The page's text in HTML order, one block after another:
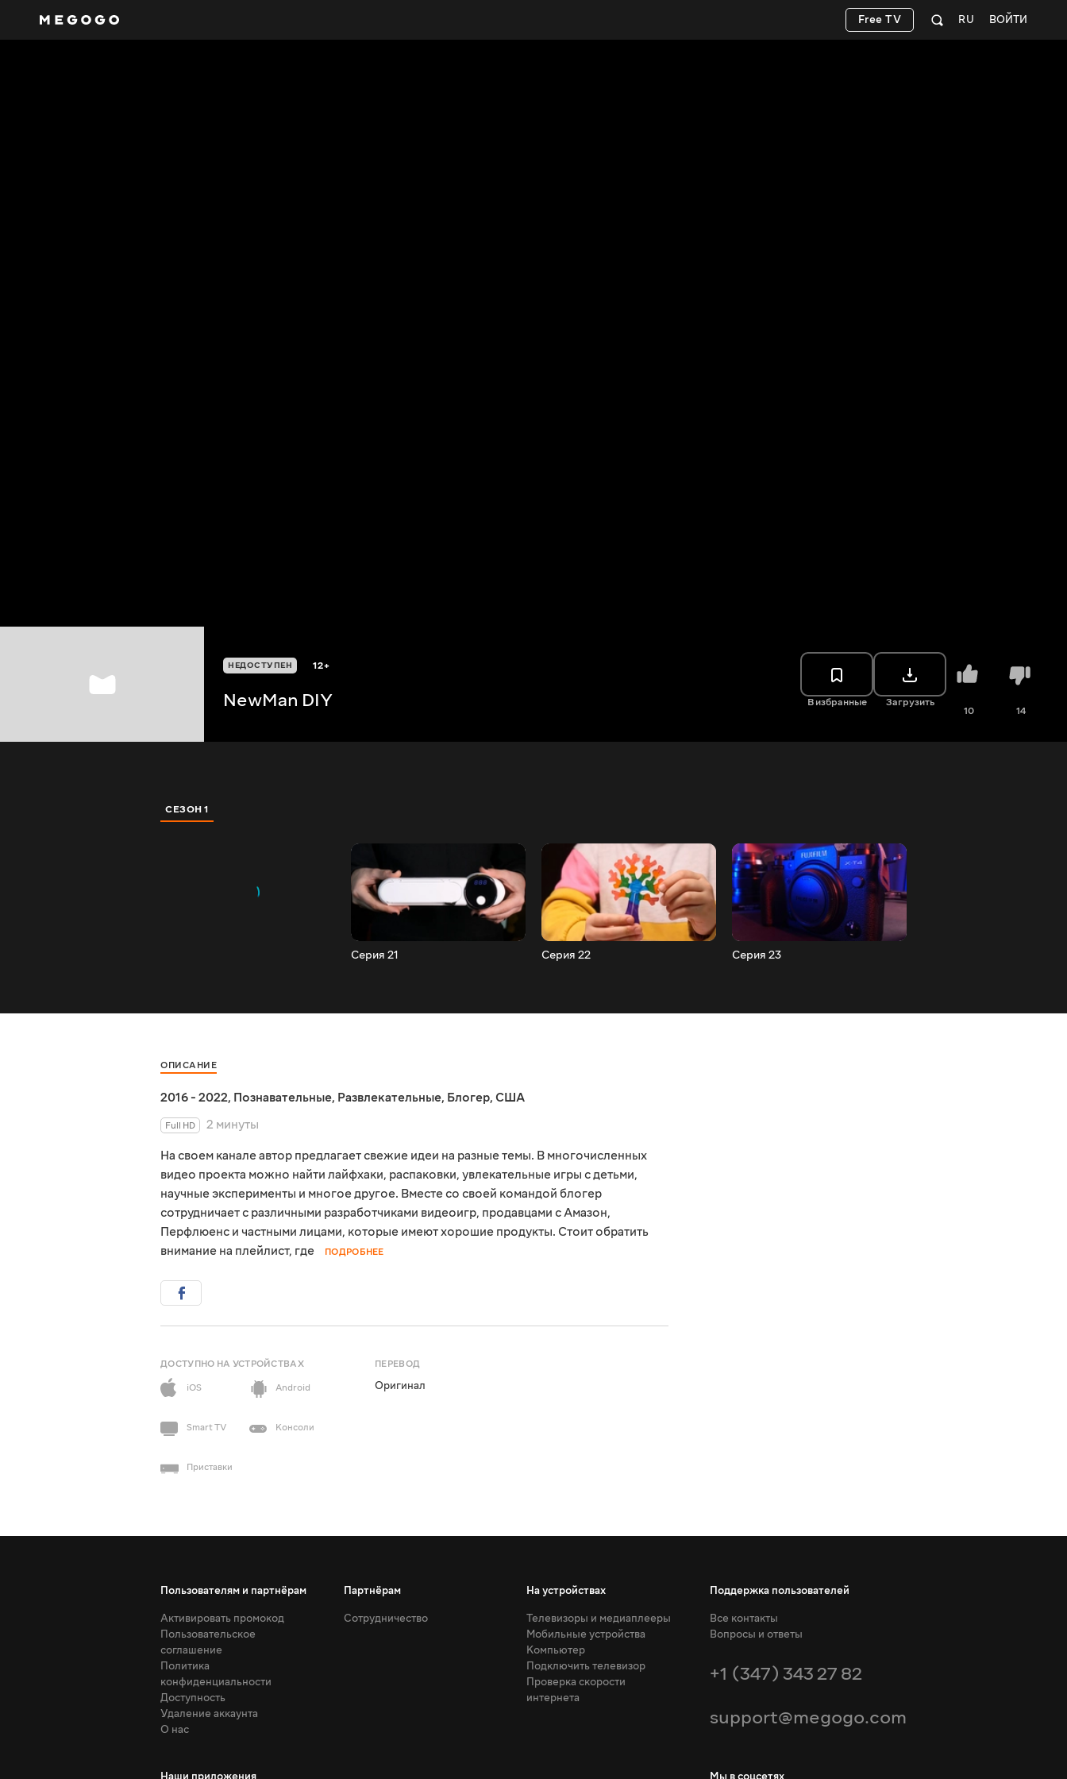
ВОЙТИ
RU
Free TV
НЕДОСТУПЕН 12+
NewMan DIY В избранные Загрузить
10 14
СЕЗОН 1
Серия 21 Серия 22 Серия 23
ОПИСАНИЕ
2016 - 2022, Познавательные, Развлекательные, Блогер, США
Full HD
2 минуты
На своем канале автор предлагает свежие идеи на разные темы. В многочисленных
видео проекта можно найти лайфхаки, распаковки, увлекательные игры с детьми,
научные эксперименты и многое другое. Вместе со своей командой блогер
сотрудничает с различными разработчиками видеоигр, продавцами с Амазон,
Перфлюенс и частными лицами, которые имеют хорошие продукты. Стоит обратить
внимание на плейлист, где
ПОДРОБНЕЕ
ДОСТУПНО НА УСТРОЙСТВАХ
iOS
Android
Smart TV Консоли
Приставки
ПЕРЕВОД
Оригинал
Пользователям и партнёрам
Активировать промокод
Пользовательское
соглашение
Политика
конфиденциальности
Доступность
Удаление аккаунта
О нас
Партнёрам
Сотрудничество
На устройствах
Телевизоры и медиаплееры
Мобильные устройства
Компьютер
Подключить телевизор
Проверка скорости
интернета
Поддержка пользователей
Все контакты
Вопросы и ответы
+1 (347) 343 27 82
support@megogo.com